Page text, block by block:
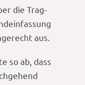
die Trag-
aus.
so ab, dass